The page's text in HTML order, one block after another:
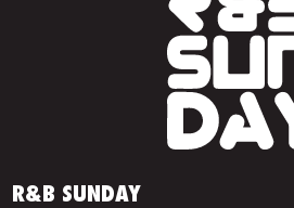
R&B SUNDAY